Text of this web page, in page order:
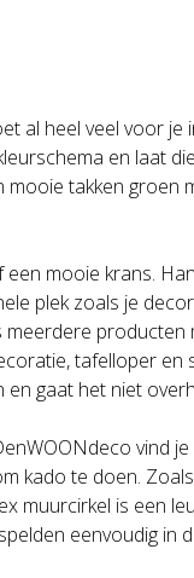
al heel veel voor je
en laat
mooie takken groen
een mooie krans.
plek zoals je
meerdere
tafelloper en
en gaat het niet
vind
kado te doen.
muurcirkel is een
eenvoudig in